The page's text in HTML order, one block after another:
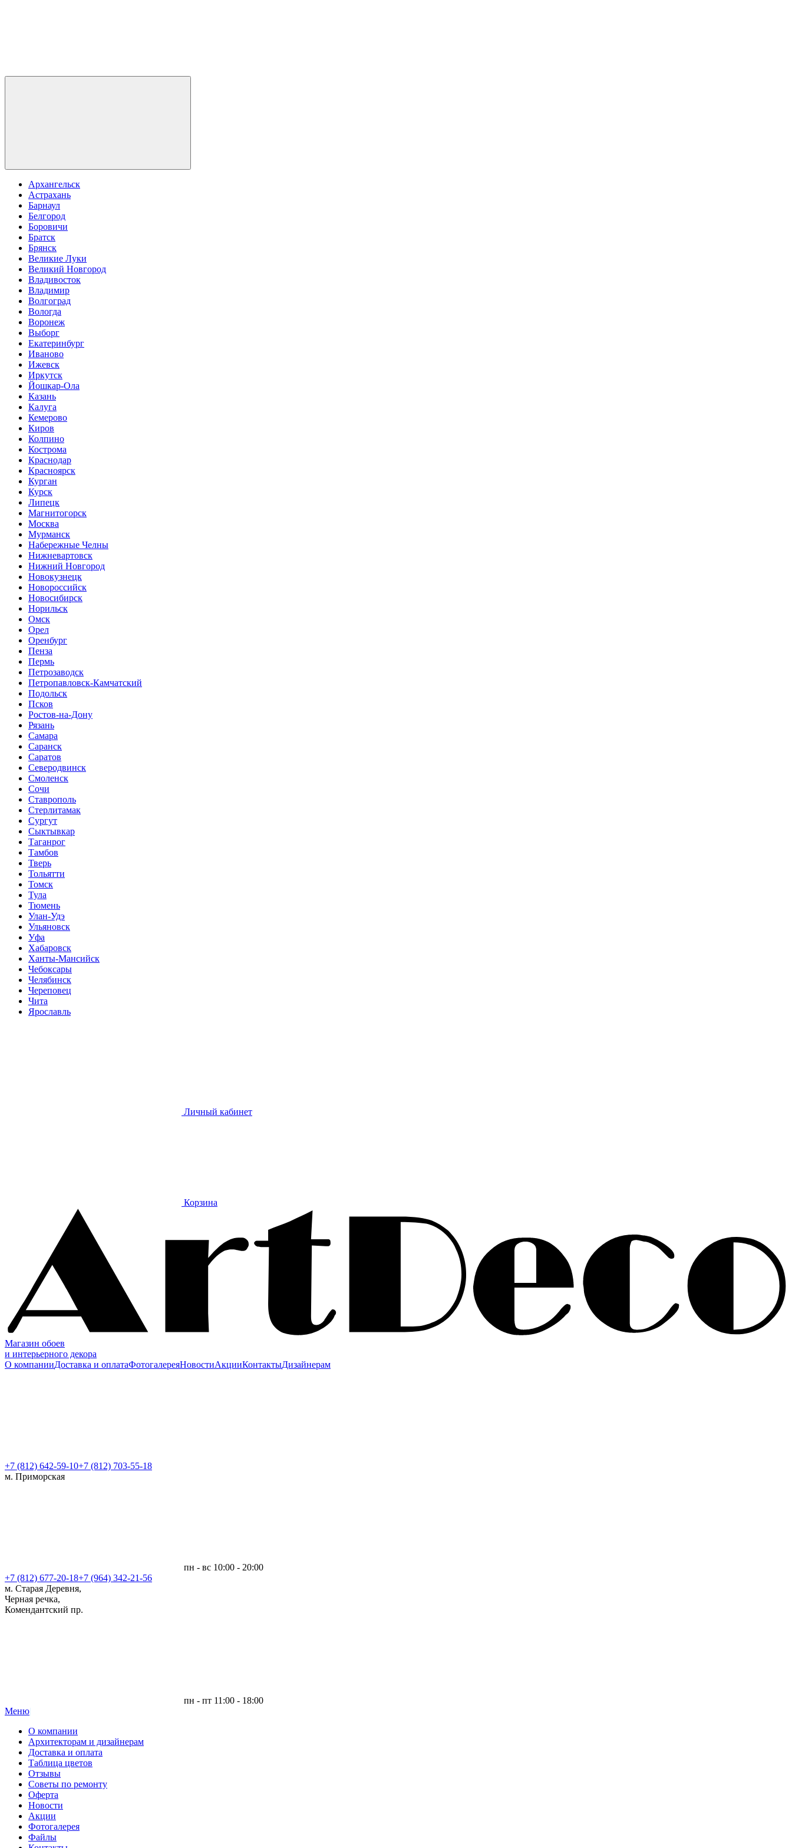
Архангельск
Астрахань
Барнаул
Белгород
Боровичи
Братск
Брянск
Великие Луки
Великий Новгород
Владивосток
Владимир
Волгоград
Вологда
Воронеж
Выборг
Екатеринбург
Иваново
Ижевск
Иркутск
Йошкар-Ола
Казань
Калуга
Кемерово
Киров
Колпино
Кострома
Краснодар
Красноярск
Курган
Курск
Липецк
Магнитогорск
Москва
Мурманск
Набережные Челны
Нижневартовск
Нижний Новгород
Новокузнецк
Новороссийск
Новосибирск
Норильск
Омск
Орел
Оренбург
Пенза
Пермь
Петрозаводск
Петропавловск-Камчатский
Подольск
Псков
Ростов-на-Дону
Рязань
Самара
Саранск
Саратов
Северодвинск
Смоленск
Сочи
Ставрополь
Стерлитамак
Сургут
Сыктывкар
Таганрог
Тамбов
Тверь
Тольятти
Томск
Тула
Тюмень
Улан-Удэ
Ульяновск
Уфа
Хабаровск
Ханты-Мансийск
Чебоксары
Челябинск
Череповец
Чита
Ярославль
Личный кабинет
Корзина
Магазин обоев
и интерьерного декора
О компанииДоставка и оплатаФотогалереяНовостиАкцииКонтактыДизайнерам
+7 (812) 642-59-10+7 (812) 703-55-18
м. Приморская
пн - вс 10:00 - 20:00
+7 (812) 677-20-18+7 (964) 342-21-56
м. Старая Деревня,
Черная речка,
Комендантский пр.
пн - пт 11:00 - 18:00
Меню|
О компании
Архитекторам и дизайнерам
Доставка и оплата
Таблица цветов
Отзывы
Советы по ремонту
Оферта
Новости
Акции
Фотогалерея
Файлы